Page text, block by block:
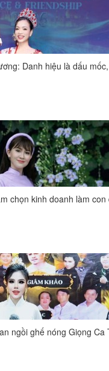
Danh hiệu là dấu
chọn kinh doanh làm
ngồi ghế nóng Giọng Ca